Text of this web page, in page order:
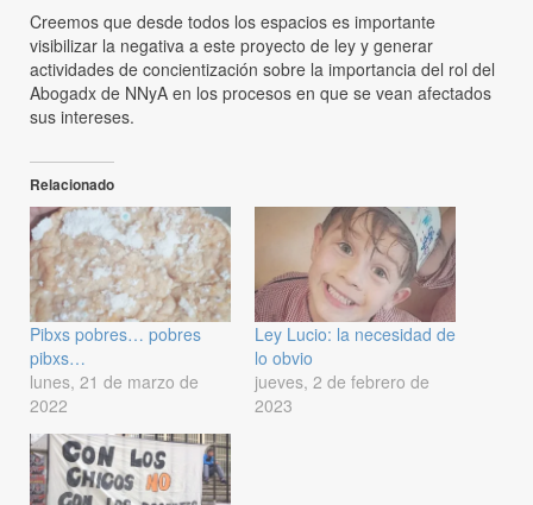
Creemos que desde todos los espacios es importante
visibilizar la negativa a este proyecto de ley y generar
actividades de concientización sobre la importancia del rol del
Abogadx de NNyA en los procesos en que se vean afectados
sus intereses.
Relacionado
Pibxs pobres… pobres
pibxs…
lunes, 21 de marzo de
2022
Ley Lucio: la necesidad de
lo obvio
jueves, 2 de febrero de
2023